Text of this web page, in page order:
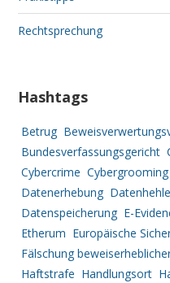
Rechtsprechung
Hashtags
Betrug
Bundesverfassungsgericht
Cybercrime Cybergrooming
Datenerhebung
Datenspeicherung E-
Etherum Europäische
Fälschung
Haftstrafe Handlungsort